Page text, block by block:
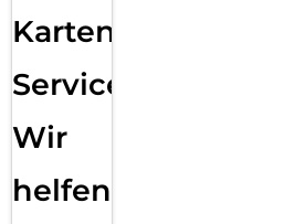
Karten
Service:
Wir
helfen